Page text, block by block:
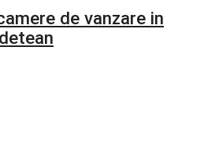
de vanzare in